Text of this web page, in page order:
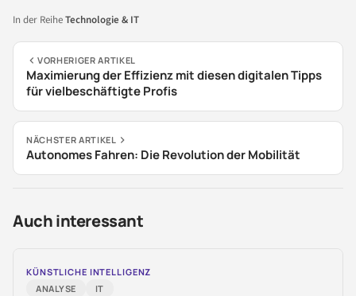
In der ReiheTechnologie & IT
VORHERIGER ARTIKEL
Maximierung der Effizienz mit diesen digitalen Tipps
für vielbeschäftigte Profis
NÄCHSTER ARTIKEL
Autonomes Fahren: Die Revolution der Mobilität
Auch interessant
KÜNSTLICHE INTELLIGENZ
ANALYSE
IT